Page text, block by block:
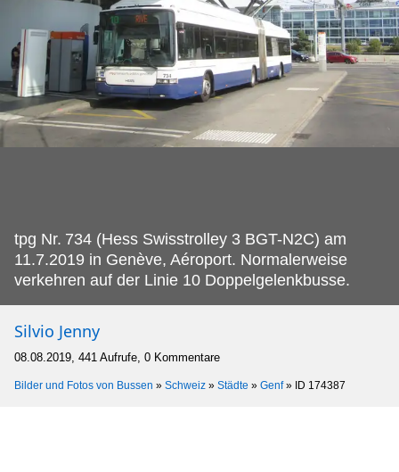
tpg Nr. 734 (Hess Swisstrolley 3 BGT-N2C) am
11.7.2019 in Genève, Aéroport. Normalerweise
verkehren auf der Linie 10 Doppelgelenkbusse.
Silvio Jenny
08.08.2019, 441 Aufrufe, 0 Kommentare
Bilder und Fotos von Bussen » Schweiz » Städte » Genf» ID 174387